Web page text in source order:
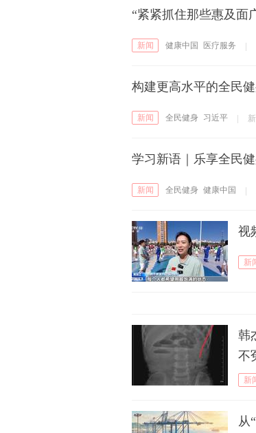
“紧紧抓住那些惠及
新闻 健康中国 医疗服务
构建更高水平的全民
新闻 全民健身 习近平
学习新语｜乐享全民
新闻 全民健身 健康中国
视
新
韩
不
新
从